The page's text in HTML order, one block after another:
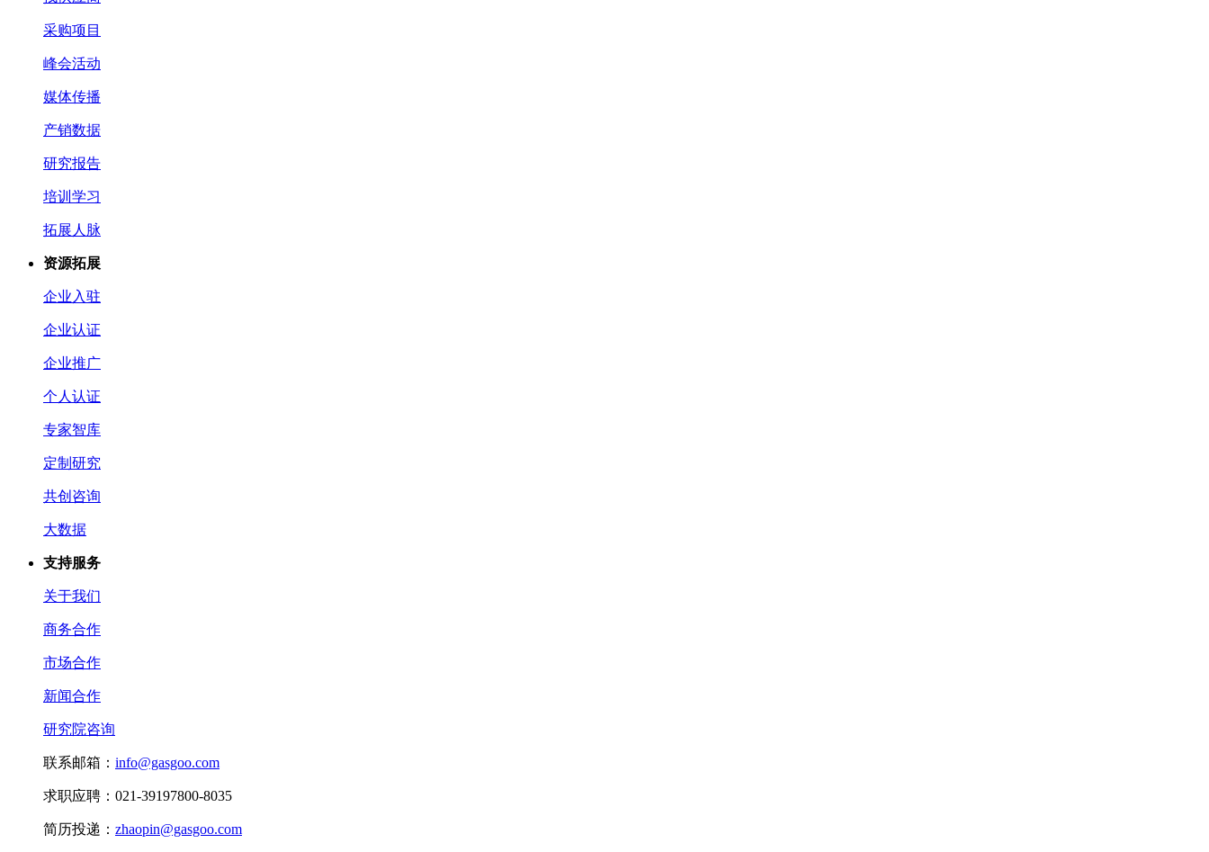
采购项目
峰会活动
媒体传播
产销数据
研究报告
培训学习
拓展人脉
资源拓展
企业入驻
企业认证
企业推广
个人认证
专家智库
定制研究
共创咨询
大数据
支持服务
关于我们
商务合作
市场合作
新闻合作
研究院咨询
联系邮箱： info@gasgoo.com
求职应聘：021-39197800-8035
简历投递： zhaopin@gasgoo.com